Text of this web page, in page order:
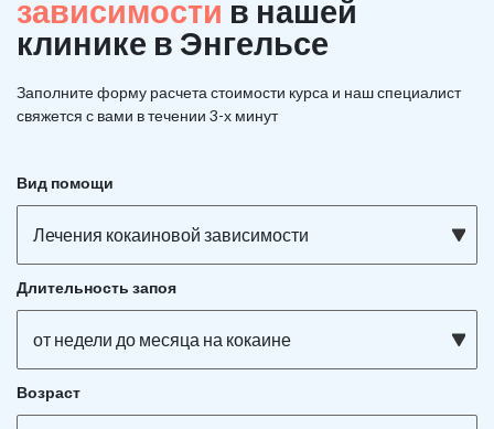
зависимости в нашей
клинике в Энгельсе
Заполните форму расчета стоимости курса и наш специалист
свяжется с вами в течении 3-х минут
Вид помощи
Лечения кокаиновой зависимости
Длительность запоя
от недели до месяца на кокаине
Возраст